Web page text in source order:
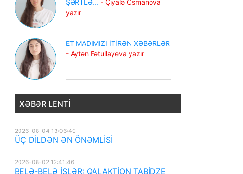
ŞƏRTLƏ... - Çiyalə Osmanova
yazır
ETİMADIMIZI İTİRƏN XƏBƏRLƏR
- Aytən Fətullayeva yazır
XƏBƏR LENTI
2026-08-04 13:06:49
ÜÇ DİLDƏN ƏN ÖNƏMLİSİ
2026-08-02 12:41:46
BELƏ-BELƏ İŞLƏR: QALAKTİON TABİDZE